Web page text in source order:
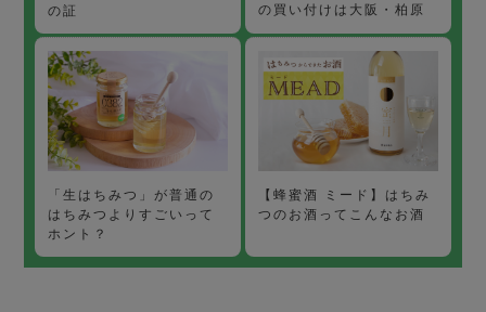
の証
の買い付けは大阪・柏原
「生はちみつ」が普通の
はちみつよりすごいって
ホント？
【蜂蜜酒 ミード】はちみ
つのお酒ってこんなお酒